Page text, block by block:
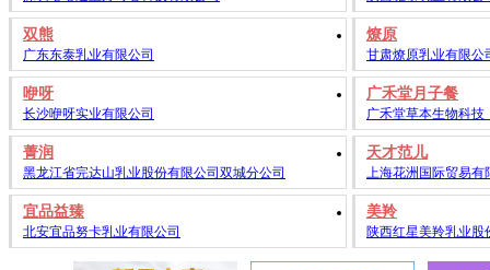
双熊
广东东泰乳业有限公司
燎原
甘肃燎原乳业有限公
咿呀
长沙咿呀实业有限公司
广禾堂月子餐
广禾堂草本生物科技
菁润
黑龙江省完达山乳业股份有限公司双城分公司
天才范儿
上海花洲国际贸易有
宜品益臻
北安宜品努卡乳业有限公司
美羚
陕西红星美羚乳业股